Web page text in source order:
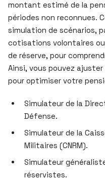
montant estimé de la
périodes non reconnues.
simulation de scénarios,
cotisations volontaires
de réserve, pour
Ainsi, vous pouvez
pour optimiser votre
Simulateur de la
Défense.
Simulateur de la
Militaires (CNRM).
Simulateur
réservistes.